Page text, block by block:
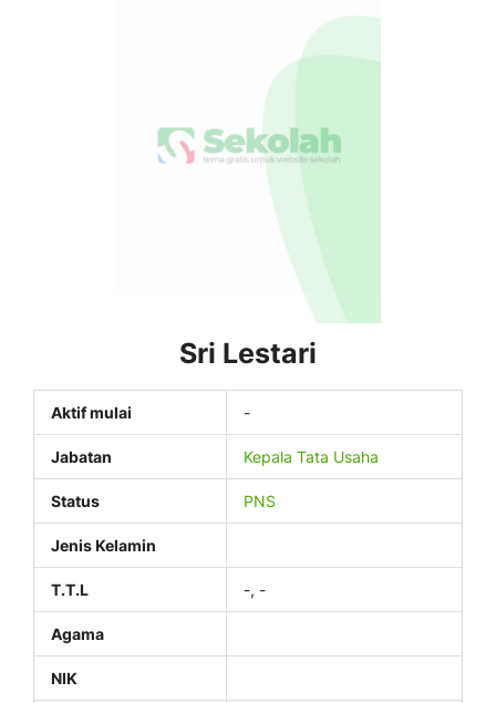
Sri Lestari
Aktif mulai -
Jabatan Kepala Tata Usaha
Status PNS
Jenis Kelamin
T.T.L -, -
Agama
NIK